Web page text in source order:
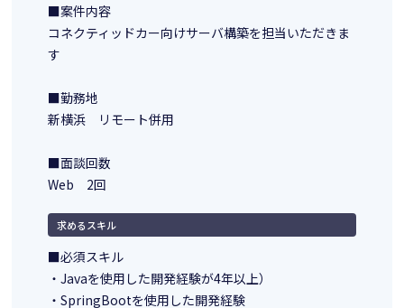
■案件内容
コネクティッドカー向けサーバ構築を担当いただきま
す
■勤務地
新横浜 リモート併用
■面談回数
Web 2回
求めるスキル
■必須スキル
・Javaを使用した開発経験が4年以上）
・SpringBootを使用した開発経験